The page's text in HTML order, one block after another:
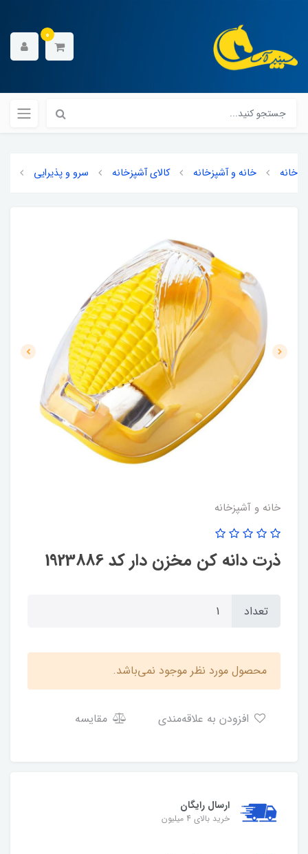
0
خانه خانه و آشپزخانه کالای آشپزخانه سرو و پذیرایی
خانه و آشپزخانه
ذرت دانه کن مخزن دار کد 1923886
تعداد
محصول مورد نظر موجود نمی‌باشد.
مقایسه
ارسال رایگان
خرید بالای 4 میلیون